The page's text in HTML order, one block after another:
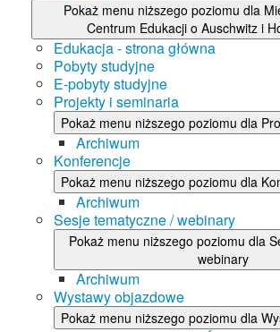
Pokaż menu niższego poziomu dla
Centrum Edukacji o Auschwitz i
Edukacja - strona główna
Pobyty studyjne
E-pobyty studyjne
Projekty i seminaria
Pokaż menu niższego poziomu dla
Archiwum
Konferencje
Pokaż menu niższego poziomu dla
Archiwum
Sesje tematyczne / webinary
Pokaż menu niższego poziomu dla
webinary
Archiwum
Wystawy objazdowe
Pokaż menu niższego poziomu dla